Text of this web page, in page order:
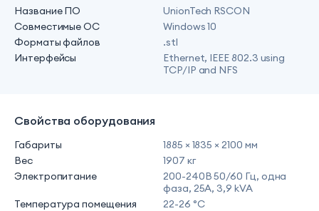
Название ПО
UnionTech RSCON
Совместимые ОС
Windows 10
Форматы файлов
.stl
Интерфейсы
Ethernet, IEEE 802.3 using
TCP/IP and NFS
Свойства оборудования
Габариты
1885 × 1835 × 2100 мм
Вес
1907 кг
Электропитание
200-240В 50/60 Гц, одна
фаза, 25А, 3,9 kVA
Температура помещения
22-26 °C